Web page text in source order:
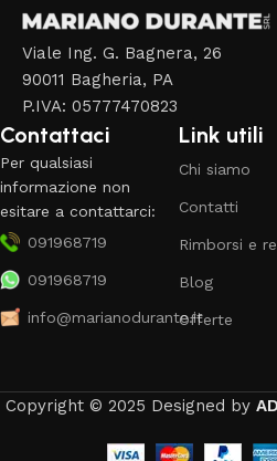
Viale Ing. G. Bagnera, 26
90011 Bagheria, PA
P.IVA: 05777470823
Contattaci
Per qualsiasi
informazione non
esitare a contattarci:
091968719
091968719
info@marianodurante.it
Link utili
Chi siamo
Contatti
Rimborsi e
Blog
Offerte
Copyright © 2025 Designed by